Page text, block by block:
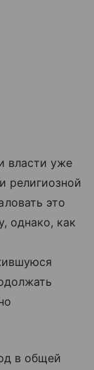
власти уже
религиозной
это
однако, как
в общей